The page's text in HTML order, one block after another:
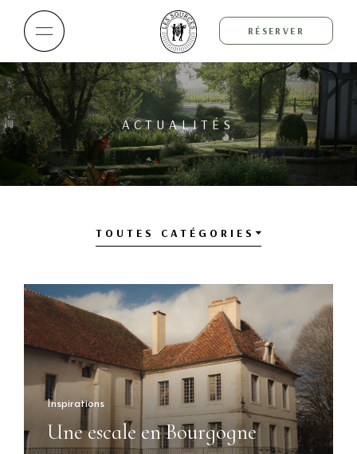
RÉSERVER
ACTUALITÉS
TOUTES CATÉGORIES
Inspirations
Une escale en Bourgogne